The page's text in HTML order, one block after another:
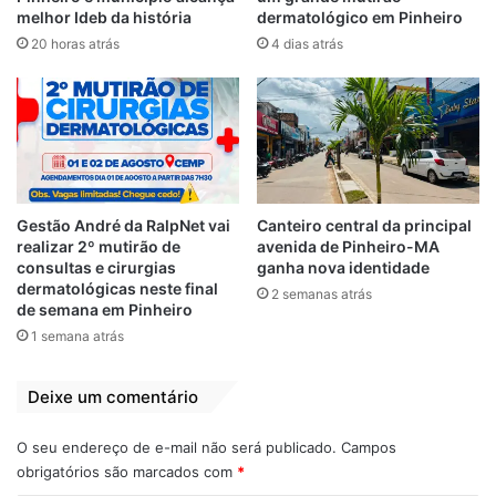
melhor Ideb da história
20 horas atrás
dermatológico em Pinheiro
4 dias atrás
Gestão André da RalpNet vai
realizar 2º mutirão de
consultas e cirurgias
dermatológicas neste final
de semana em Pinheiro
1 semana atrás
Canteiro central da principal
avenida de Pinheiro-MA
ganha nova identidade
2 semanas atrás
Deixe um comentário
O seu endereço de e-mail não será publicado. Campos
obrigatórios são marcados com *